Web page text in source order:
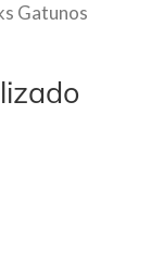
Gatunos